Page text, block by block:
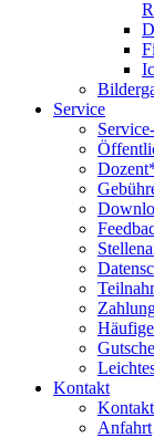
Service
Kontakt
Anfahrt